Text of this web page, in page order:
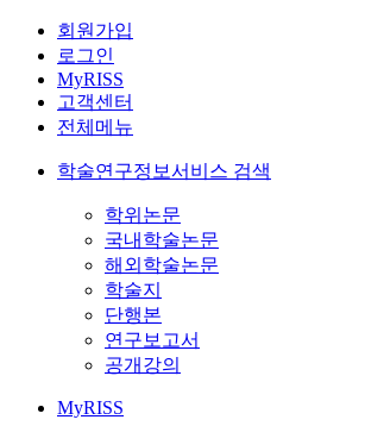
회원가입
로그인
MyRISS
고객센터
전체메뉴
학술연구정보서비스 검색
학위논문
국내학술논문
해외학술논문
학술지
단행본
연구보고서
공개강의
MyRISS